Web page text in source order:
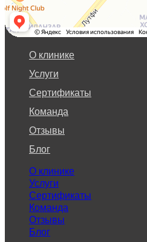
О клинике
Услуги
Сертификаты
Команда
Отзывы
Блог
О клинике
Услуги
Сертификаты
Команда
Отзывы
Блог